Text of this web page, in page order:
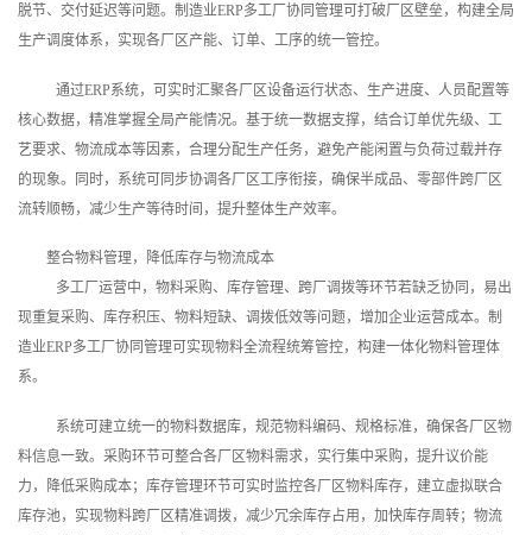
脱节、交付延迟等问题。制造业ERP多工厂协同管理可打破厂区壁垒，构建全局
生产调度体系，实现各厂区产能、订单、工序的统一管控。
通过ERP系统，可实时汇聚各厂区设备运行状态、生产进度、人员配置等
核心数据，精准掌握全局产能情况。基于统一数据支撑，结合订单优先级、工
艺要求、物流成本等因素，合理分配生产任务，避免产能闲置与负荷过载并存
的现象。同时，系统可同步协调各厂区工序衔接，确保半成品、零部件跨厂区
流转顺畅，减少生产等待时间，提升整体生产效率。
整合物料管理，降低库存与物流成本
多工厂运营中，物料采购、库存管理、跨厂调拨等环节若缺乏协同，易出
现重复采购、库存积压、物料短缺、调拨低效等问题，增加企业运营成本。制
造业ERP多工厂协同管理可实现物料全流程统筹管控，构建一体化物料管理体
系。
系统可建立统一的物料数据库，规范物料编码、规格标准，确保各厂区物
料信息一致。采购环节可整合各厂区物料需求，实行集中采购，提升议价能
力，降低采购成本；库存管理环节可实时监控各厂区物料库存，建立虚拟联合
库存池，实现物料跨厂区精准调拨，减少冗余库存占用，加快库存周转；物流